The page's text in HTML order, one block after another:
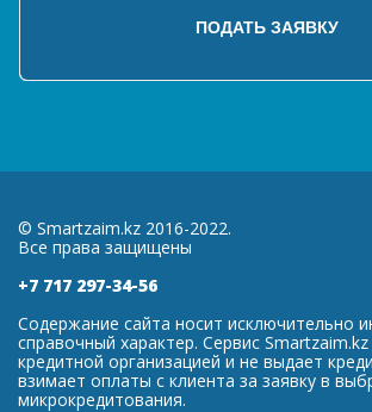
© Smartzaim.kz 2016-2022.
Все права защищены
+7 717 297-34-56
Содержание сайта носит исключительно
справочный характер. Сервис
кредитной организацией и не выдает
взимает оплаты с клиента за заявку в
микрокредитования.